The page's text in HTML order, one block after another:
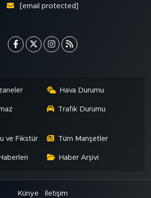
[email protected]
Hava Durumu
Trafik Durumu
ve Fikstür Tüm Manşetler
Haber Arşivi
Künye İletişim